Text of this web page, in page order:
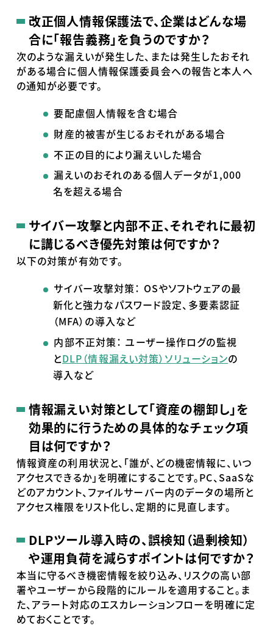
改正個人情報保護法で、企業はどんな場
合に「報告義務」を負うのですか？
次のような漏えいが発生した、または発生したおそれ
がある場合に個人情報保護委員会への報告と本人へ
の通知が必要です。
要配慮個人情報を含む場合
財産的被害が生じるおそれがある場合
不正の目的により漏えいした場合
漏えいのおそれのある個人データが1,000
名を超える場合
サイバー攻撃と内部不正、それぞれに最初
に講じるべき優先対策は何ですか？
以下の対策が有効です。
サイバー攻撃対策： OSやソフトウェアの最
新化と強力なパスワード設定、多要素認証
（MFA）の導入など
内部不正対策： ユーザー操作ログの監視
とDLP（情報漏えい対策）ソリューションの
導入など
情報漏えい対策として「資産の棚卸し」を
効果的に行うための具体的なチェック項
目は何ですか？
情報資産の利用状況と、「誰が、どの機密情報に、いつ
アクセスできるか」を明確にすることです。PC、SaaSな
どのアカウント、ファイルサーバー内のデータの場所と
アクセス権限をリスト化し、定期的に見直します。
DLPツール導入時の、誤検知（過剰検知）
や運用負荷を減らすポイントは何ですか？
本当に守るべき機密情報を絞り込み、リスクの高い部
署やユーザーから段階的にルールを適用すること。ま
た、アラート対応のエスカレーションフローを明確に定
めておくことです。